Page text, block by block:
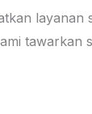
tawarkan